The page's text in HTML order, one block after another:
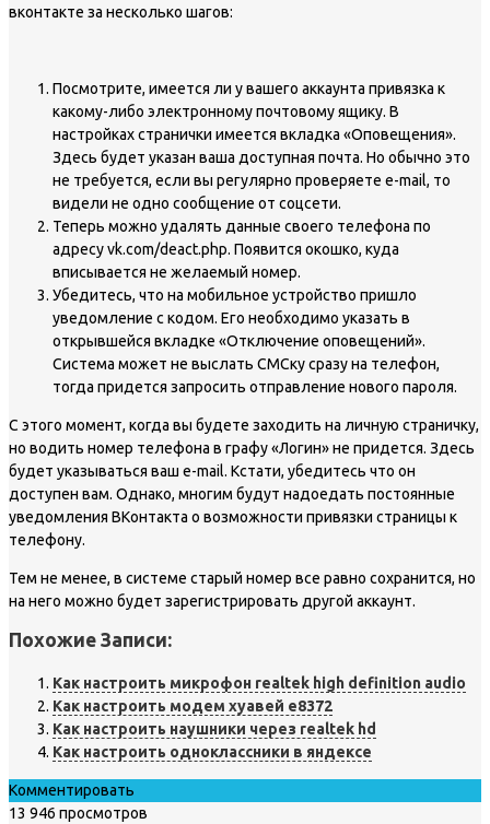
вконтакте за несколько шагов:
Посмотрите, имеется ли у вашего аккаунта привязка к
какому-либо электронному почтовому ящику. В
настройках странички имеется вкладка «Оповещения».
Здесь будет указан ваша доступная почта. Но обычно это
не требуется, если вы регулярно проверяете e-mail, то
видели не одно сообщение от соцсети.
Теперь можно удалять данные своего телефона по
адресу vk.com/deact.php. Появится окошко, куда
вписывается не желаемый номер.
Убедитесь, что на мобильное устройство пришло
уведомление с кодом. Его необходимо указать в
открывшейся вкладке «Отключение оповещений».
Система может не выслать СМСку сразу на телефон,
тогда придется запросить отправление нового пароля.
С этого момент, когда вы будете заходить на личную страничку,
но водить номер телефона в графу «Логин» не придется. Здесь
будет указываться ваш e-mail. Кстати, убедитесь что он
доступен вам. Однако, многим будут надоедать постоянные
уведомления ВКонтакта о возможности привязки страницы к
телефону.
Тем не менее, в системе старый номер все равно сохранится, но
на него можно будет зарегистрировать другой аккаунт.
Похожие Записи:
Как настроить микрофон realtek high definition audio
Как настроить модем хуавей e8372
Как настроить наушники через realtek hd
Как настроить одноклассники в яндексе
Комментировать
13 946 просмотров